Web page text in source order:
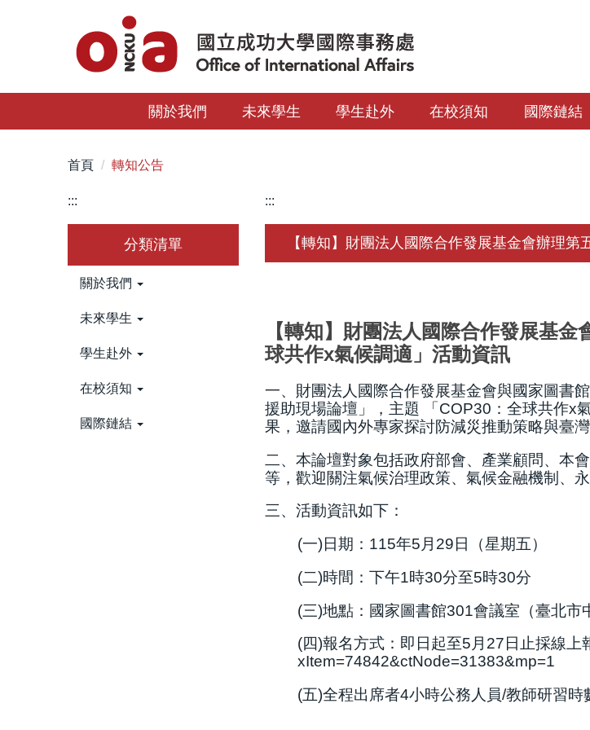
內
區
關於我們 未來學生 學生赴外 在校須知 國際鏈結
首頁 轉知公告
:::
分類清單
關於我們
未來學生
學生赴外
在校須知
國際鏈結
:::
【轉知】財團法人國際合作發展基金會辦理
【轉知】財團法人國際合作發展基
球共作x氣候調適」活動資訊
一、財團法人國際合作發展基金會與國家圖書
援助現場論壇」，主題 「COP30：全球共作x
果，邀請國內外專家探討防減災推動策略與臺灣
二、本論壇對象包括政府部會、產業顧問、本
等，歡迎關注氣候治理政策、氣候金融機制、
三、活動資訊如下：
(一)日期：115年5月29日（星期五）
(二)時間：下午1時30分至5時30分
(三)地點：國家圖書館301會議室（臺北市
(四)報名方式：即日起至5月27日止採線上
xItem=74842&ctNode=31383&mp=1
(五)全程出席者4小時公務人員/教師研習時